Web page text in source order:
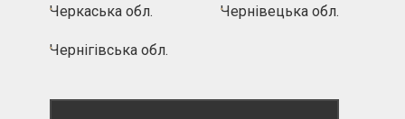
Черкаська обл. Чернівецька обл.
Чернігівська обл.